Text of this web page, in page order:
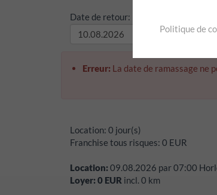
Date de retour:
Erreur: La date de ramassage ne
Location: 0 jour(s)
Franchise tous risques: 0 EUR
Location:09.08.2026 par07:00
Loyer:0 EUR incl. 0 km
Politique de